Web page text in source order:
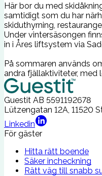
Här bor du med
samtidigt som du har
skiduthyrning,
Under vintersäsongen
in i Åres liftsystem via
På sommaren används
andra fjällaktiviteter, med
Guestit AB 5591192678
Lützengatan 12A, 11520
Linkedin
För gäster
Hitta rätt boende
Säker incheckning
Rätt väg till snabb